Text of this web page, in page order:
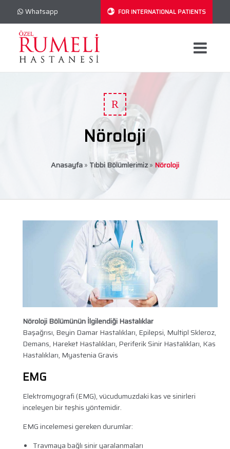
Whatsapp FOR INTERNATIONAL PATIENTS
R
Nöroloji
Anasayfa» Tıbbi Bölümlerimiz» Nöroloji
Nöroloji Bölümünün İlgilendiği Hastalıklar
Başağrısı, Beyin Damar Hastalıkları, Epilepsi, Multipl Skleroz,
Demans, Hareket Hastalıkları, Periferik Sinir Hastalıkları, Kas
Hastalıkları, Myastenia Gravis
EMG
Elektromyografi (EMG), vücudumuzdaki kas ve sinirleri
inceleyen bir teşhis yöntemidir.
EMG incelemesi gereken durumlar:
Travmaya bağlı sinir yaralanmaları